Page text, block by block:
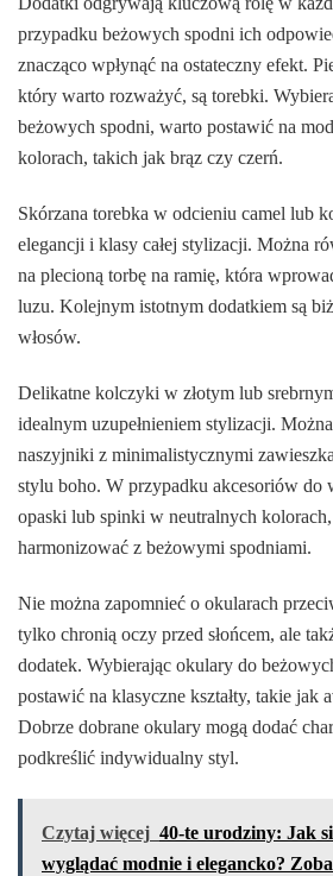
przypadku beżowych spodni ich
znacząco wpłynąć na ostateczny efekt.
który warto rozważyć, są torebki.
beżowych spodni, warto postawić na
kolorach, takich jak brąz czy czerń.
Skórzana torebka w odcieniu camel lub
elegancji i klasy całej stylizacji. Można
na plecioną torbę na ramię, która
luzu. Kolejnym istotnym dodatkiem są
włosów.
Delikatne kolczyki w złotym lub
idealnym uzupełnieniem stylizacji.
naszyjniki z minimalistycznymi
stylu boho. W przypadku akcesoriów do
opaski lub spinki w neutralnych
harmonizować z beżowymi spodniami.
Nie można zapomnieć o okularach
tylko chronią oczy przed słońcem, ale
dodatek. Wybierając okulary do
postawić na klasyczne kształty, takie jak
Dobrze dobrane okulary mogą dodać
podkreślić indywidualny styl.
Czytaj więcej 40-te urodziny: Jak
wyglądać modnie i elegancko?